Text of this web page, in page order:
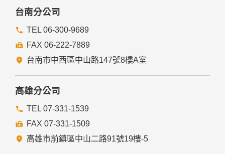
台南分公司
TEL 06-300-9689
FAX 06-222-7889
台南市中西區中山路147號8樓A室
高雄分公司
TEL 07-331-1539
FAX 07-331-1509
高雄市前鎮區中山二路91號19樓-5